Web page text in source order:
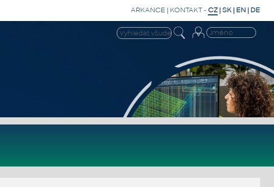
ARKANCE | KONTAKT- CZ |SK | EN | DE